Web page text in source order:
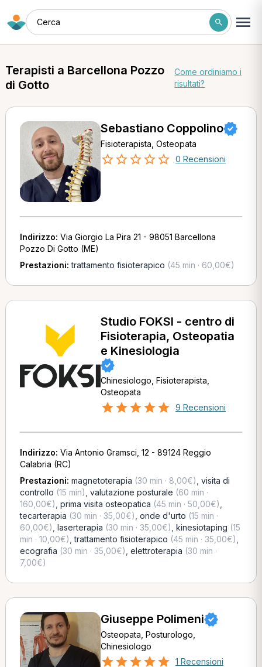
Cerca
Terapisti a Barcellona Pozzo
di Gotto
Come ordiniamo i
risultati?
Sebastiano Coppolino
Fisioterapista, Osteopata
0 Recensioni
Indirizzo: Via Giorgio La Pira 21 - 98051 Barcellona
Pozzo Di Gotto (ME)
Prestazioni:trattamento fisioterapico (45 min · 60,00€)
Studio FOKSI - centro di
Fisioterapia, Osteopatia
e Kinesiologia
Chinesiologo, Fisioterapista,
Osteopata
9 Recensioni
Indirizzo: Via Antonio Gramsci, 12 - 89124 Reggio
Calabria (RC)
Prestazioni: magnetoterapia (30 min · 8,00€) visita di
controllo (15 min) valutazione posturale (60 min ·
160,00€) prima visita osteopatica (45 min · 50,00€)
tecarterapia (30 min · 35,00€) onde d'urto (15 min ·
60,00€) laserterapia (30 min · 35,00€) kinesiotaping (15
min · 10,00€) ,trattamento fisioterapico (45 min · 35,00€)
ecografia (30 min · 35,00€) elettroterapia (30 min ·
7,00€)
Giuseppe Polimeni
Osteopata, Posturologo,
Chinesiologo
1 Recensioni